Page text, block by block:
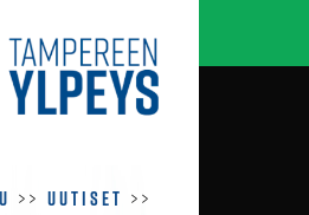
>>Uutiset >>